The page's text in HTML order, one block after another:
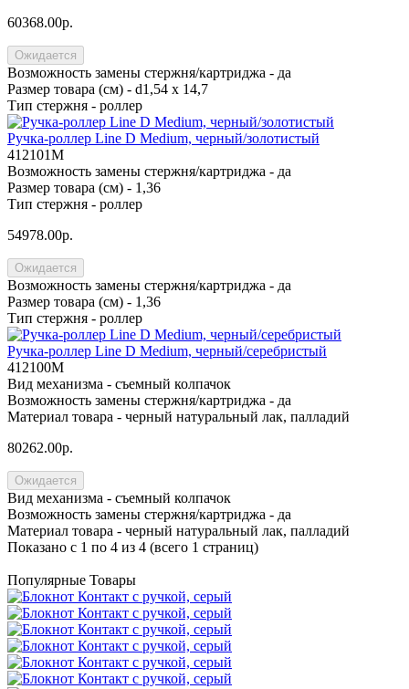
60368.00р.
Ожидается
Возможность замены стержня/картриджа - да
Размер товара (см) - d1,54 х 14,7
Тип стержня - роллер
Ручка-роллер Line D Medium, черный/золотистый
412101M
Возможность замены стержня/картриджа - да
Размер товара (см) - 1,36
Тип стержня - роллер
54978.00р.
Ожидается
Возможность замены стержня/картриджа - да
Размер товара (см) - 1,36
Тип стержня - роллер
Ручка-роллер Line D Medium, черный/серебристый
412100M
Вид механизма - съемный колпачок
Возможность замены стержня/картриджа - да
Материал товара - черный натуральный лак, палладий
80262.00р.
Ожидается
Вид механизма - съемный колпачок
Возможность замены стержня/картриджа - да
Материал товара - черный натуральный лак, палладий
Показано с 1 по 4 из 4 (всего 1 страниц)
Популярные Товары